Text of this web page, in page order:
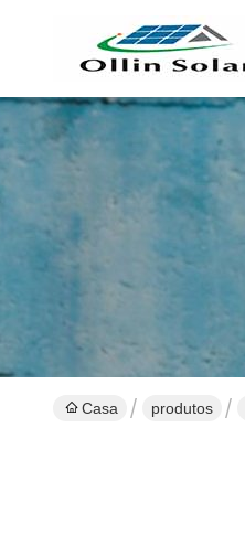
Casa produtos